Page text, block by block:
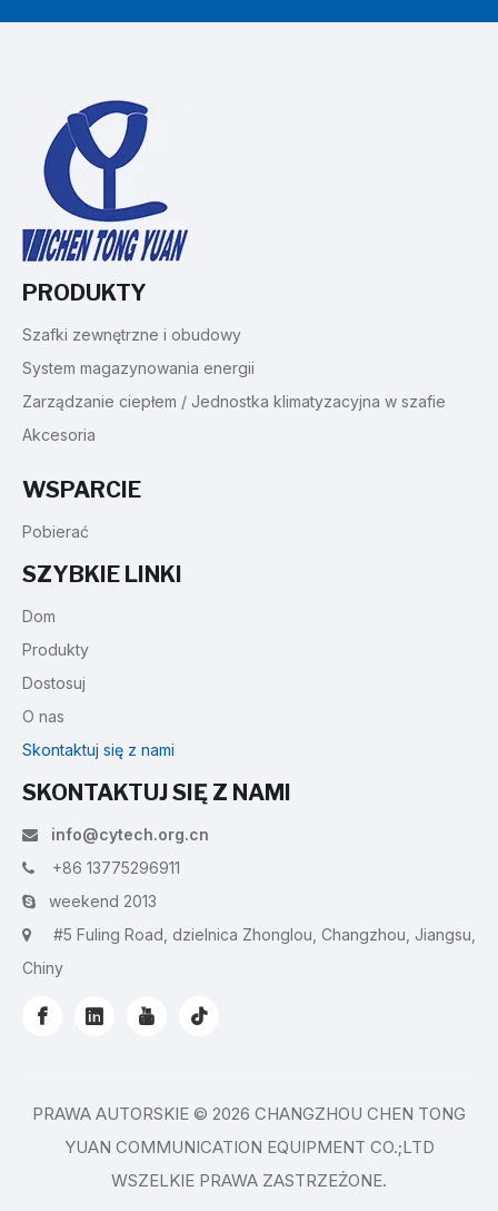
PRODUKTY
Szafki zewnętrzne i obudowy
System magazynowania energii
Zarządzanie ciepłem / Jednostka klimatyzacyjna w szafie
Akcesoria
WSPARCIE
Pobierać
SZYBKIE LINKI
Dom
Produkty
Dostosuj
O nas
Skontaktuj się z nami
SKONTAKTUJ SIĘ Z NAMI
 info@cytech.org.cn
 +86 13775296911
 weekend 2013
 #5 Fuling Road, dzielnica Zhonglou, Changzhou, Jiangsu,
Chiny
PRAWA AUTORSKIE © 2026 CHANGZHOU CHEN TONG
YUAN COMMUNICATION EQUIPMENT CO.;LTD
WSZELKIE PRAWA ZASTRZEŻONE.